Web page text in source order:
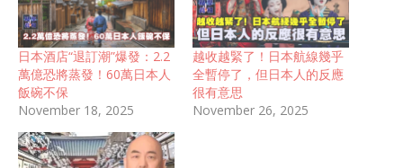
日本酒店“退訂潮”爆發：2.2
萬億恐將蒸發！60萬日本人
飯碗不保
November 18, 2025
越收越緊了！日本航線幾乎
全暫停了，但日本人的反應
很有意思
November 26, 2025